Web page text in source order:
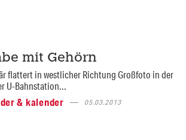
mit Gehörn
flattert in westlicher Richtung Großfoto in der
U-Bahnstation...
& kalender
05.03.2013